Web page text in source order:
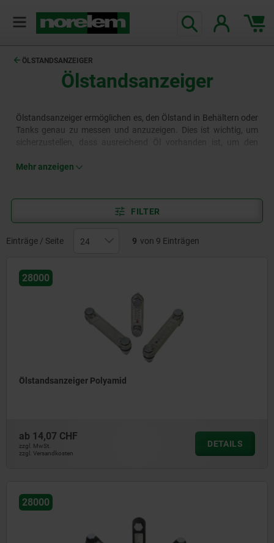
ÖLSTANDSANZEIGER
Ölstandsanzeiger
Ölstandsanzeiger ermöglichen es, den Ölstand in Behältern oder
Tanks genau zu messen und anzuzeigen. Dies ist wichtig, um
gewährleisten. Durch die regelmäßige Überwachung des
Mehr anzeigen
FILTER
Einträge / Seite 9 von 9 Einträgen
28000
Ölstandsanzeiger Polyamid
ab 14,07 CHF
zzgl. MwSt.
zzgl. Versandkosten
DETAILS
28000